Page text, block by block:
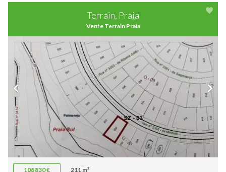
Terrain, Praia
Vente Terrain Praia
108 830 € 211 m²